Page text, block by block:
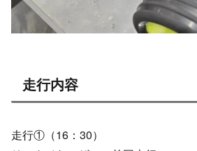
走行内容
走行①（16：30）